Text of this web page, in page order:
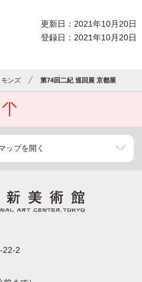
更新日：2021年10月20日
登録日：2021年10月20日
モンズ 第74回二紀 巡回展 京都展
ップを開く
22-2